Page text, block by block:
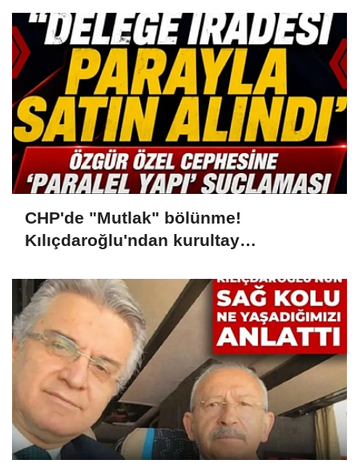
CHP'de "Mutlak" bölünme!
Kılıçdaroğlu'ndan kurultay
satın alındı"